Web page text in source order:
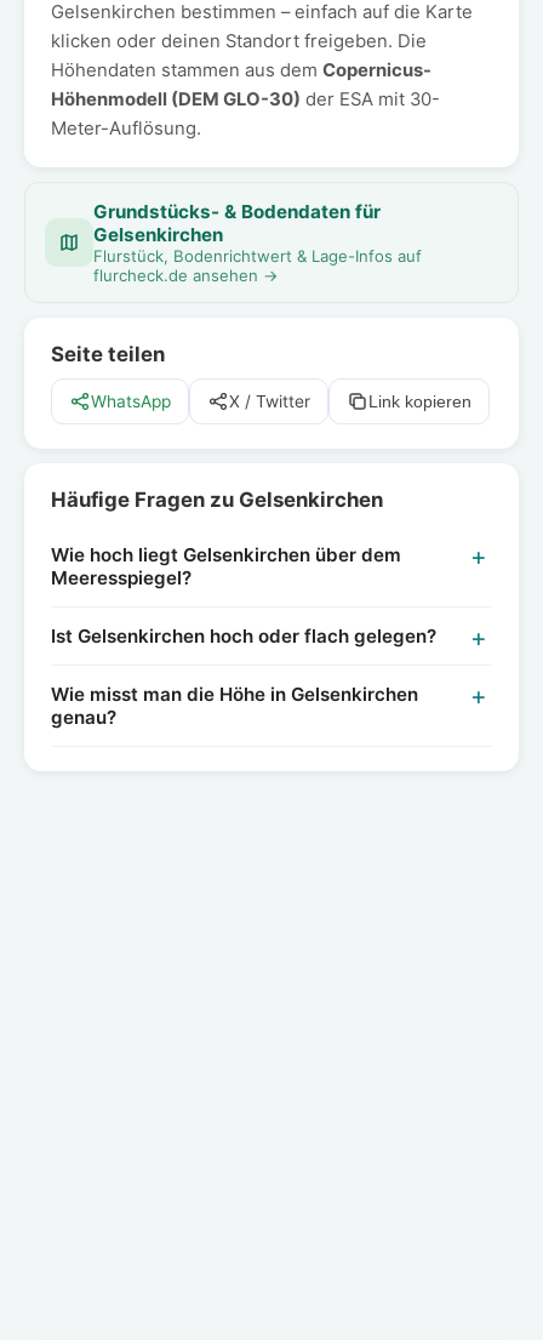
Gelsenkirchen bestimmen – einfach auf die Karte
klicken oder deinen Standort freigeben. Die
Höhendaten stammen aus dem Copernicus-
Höhenmodell (DEM GLO-30) der ESA mit 30-
Meter-Auflösung.
Grundstücks- & Bodendaten für
Gelsenkirchen
Flurstück, Bodenrichtwert & Lage-Infos auf
flurcheck.de ansehen →
Seite teilen
WhatsApp X / Twitter Link kopieren
Häufige Fragen zu Gelsenkirchen
Wie hoch liegt Gelsenkirchen über dem
Meeresspiegel?
Ist Gelsenkirchen hoch oder flach gelegen?
Wie misst man die Höhe in Gelsenkirchen
genau?